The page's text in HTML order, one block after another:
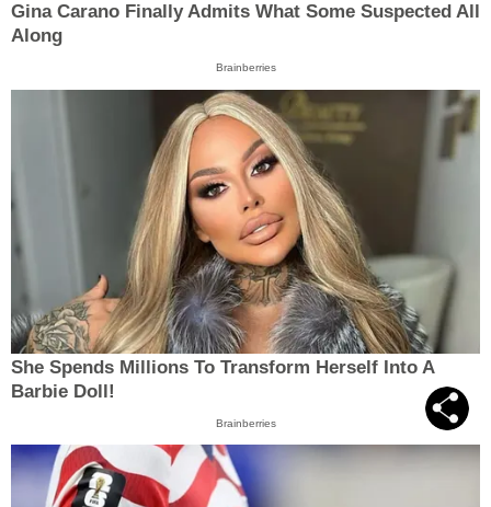
Gina Carano Finally Admits What Some Suspected All
Along
Brainberries
She Spends Millions To Transform Herself Into A
Barbie Doll!
Brainberries